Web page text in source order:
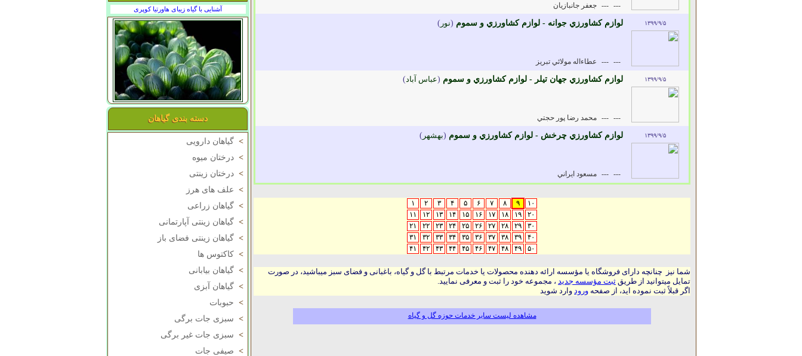
آشنایی با گیاه زیبای هاورتیا کوپری
دسته بندی گیاهان
> گیاهان دارویی
> درختان میوه
> درختان زینتی
> علف های هرز
> گیاهان زراعی
> گیاهان زینتی آپارتمانی
> گیاهان زینتی فضای باز
> کاکتوس ها
> گیاهان بیابانی
> گیاهان آبزی
> حبوبات
> سبزی جات برگی
> سبزی جات غیر برگی
> صیفی جات
---
--- جعفر جانبازيان
۱۳۹۹/۹/۵ لوازم کشاورزي جوانه - لوازم کشاورزي و سموم (نور )
---
--- عطاءاله مولائي تبريز
۱۳۹۹/۹/۵ لوازم کشاورزي جهان تيلر - لوازم کشاورزي و سموم (عباس آباد)
---
--- محمد رضا پور حجتي
۱۳۹۹/۹/۵ لوازم کشاورزي چرخش - لوازم کشاورزي و سموم (بهشهر )
---
--- مسعود ايراني
۱ ۲ ۳ ۴ ۵ ۶ ۷ ۸ ۹
۱۰
۱۱
۱۲ ۱۳ ۱۴ ۱۵ ۱۶ ۱۷ ۱۸ ۱۹
۲۰
۲۱
۲۲ ۲۳ ۲۴ ۲۵ ۲۶ ۲۷ ۲۸ ۲۹
۳۰
۳۱
۳۲ ۳۳ ۳۴ ۳۵ ۳۶ ۳۷ ۳۸ ۳۹
۴۰
۴۱
۴۲ ۴۳ ۴۴ ۴۵ ۴۶ ۴۷ ۴۸ ۴۹ ۵۰
شما نیز چنانچه دارای فروشگاه یا مؤسسه ارائه دهنده محصولات یا خدمات مرتبط با گل و گیاه، باغبانی و فضای سبز میباشید، در صورت
تمایل میتوانید از طریق ثبت مؤسسه جدید ، مجموعه خود را ثبت و معرفی نمایید.
اگر قبلاً ثبت نموده اید، از صفحه ورود وارد شوید
مشاهده لیست سایر خدمات حوزه گل و گیاه